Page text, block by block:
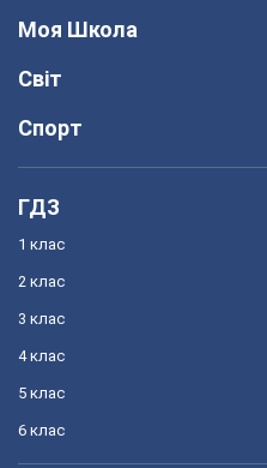
Моя Школа
Світ
Спорт
ГДЗ
1 клас
2 клас
3 клас
4 клас
5 клас
6 клас